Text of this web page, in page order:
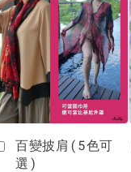
百變披肩(5色可
選)